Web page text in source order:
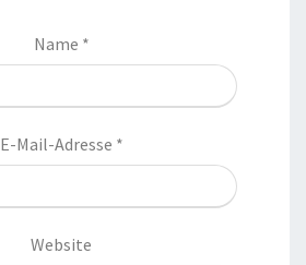
Name *
E-Mail-Adresse *
Website